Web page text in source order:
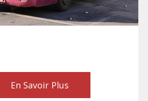
En Savoir Plus